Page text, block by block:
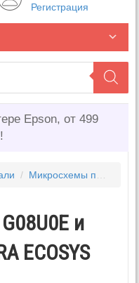
Регистрация
Epson, от 499
/ Микросхемы прошитые для принтеров
и
ECOSYS